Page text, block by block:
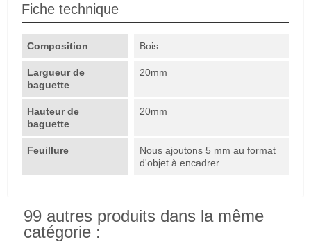
Fiche technique
Composition Bois
Largueur de
baguette
20mm
Hauteur de
baguette
20mm
Feuillure
Nous ajoutons 5 mm au format
d'objet à encadrer
99 autres produits dans la même
catégorie :